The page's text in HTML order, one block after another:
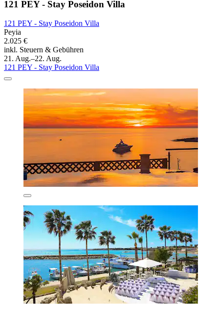
121 PEY - Stay Poseidon Villa
121 PEY - Stay Poseidon Villa
Peyia
2.025 €
inkl. Steuern & Gebühren
21. Aug.–22. Aug.
121 PEY - Stay Poseidon Villa